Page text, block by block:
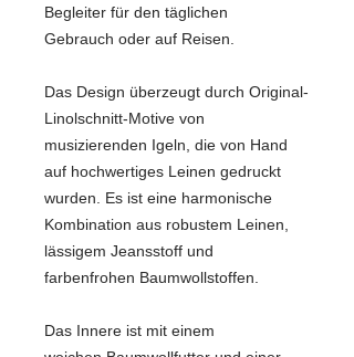
Begleiter für den täglichen
Gebrauch oder auf Reisen.
Das Design überzeugt durch Original-
Linolschnitt-Motive von
musizierenden Igeln, die von Hand
auf hochwertiges Leinen gedruckt
wurden. Es ist eine harmonische
Kombination aus robustem Leinen,
lässigem Jeansstoff und
farbenfrohen Baumwollstoffen.
Das Innere ist mit einem